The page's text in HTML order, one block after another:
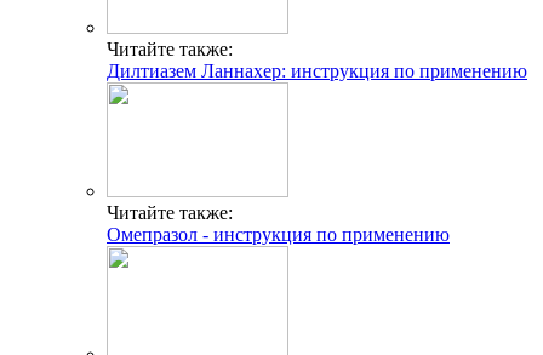
Читайте также:
Дилтиазем Ланнахер: инструкция по применению
Читайте также:
Омепразол - инструкция по применению